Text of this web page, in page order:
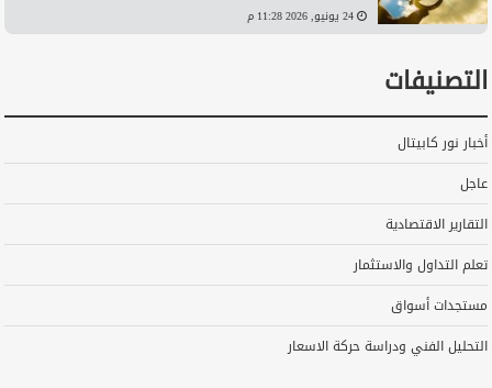
24 يونيو, 2026 11:28 م
التصنيفات
أخبار نور كابيتال
عاجل
التقارير الاقتصادية
تعلم التداول والاستثمار
مستجدات أسواق
التحليل الفني ودراسة حركة الاسعار